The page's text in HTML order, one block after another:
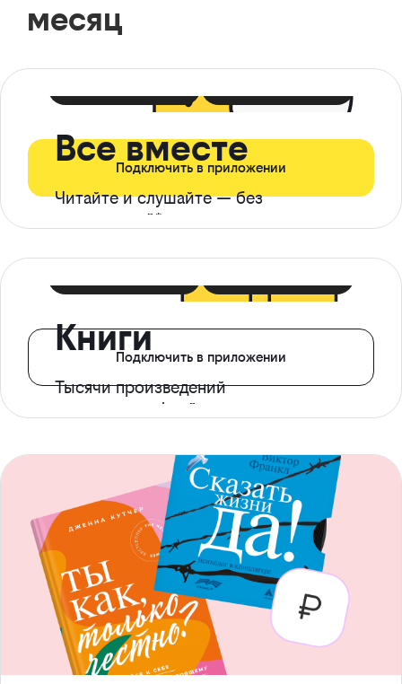
месяц
Все вместе
Читайте и слушайте — без
ограничений*
Подключить в приложении
Книги
Тысячи произведений
с доступом офлайн
Подключить в приложении